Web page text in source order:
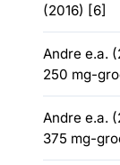
(2016) [6]
Andre e.a.
250 mg-
Andre e.a.
375 mg-